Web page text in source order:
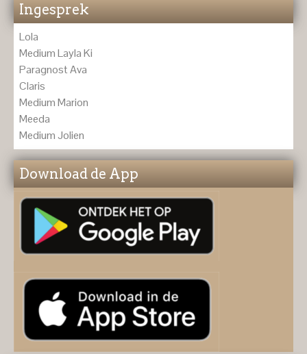
Ingesprek
Lola
Medium Layla Ki
Paragnost Ava
Claris
Medium Marion
Meeda
Medium Jolien
Download de App